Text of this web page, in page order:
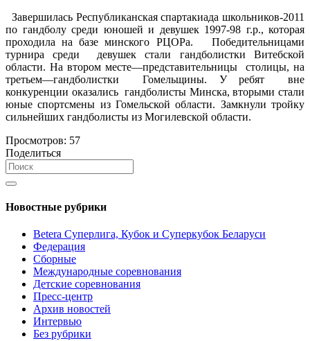
Завершилась Республиканская спартакиада школьников-2011
по гандболу среди юношей и девушек 1997-98 г.р., которая
проходила на базе минского РЦОРа. Победительницами
турнира среди девушек стали гандболистки Витебской
области. На втором месте—представительницы столицы, на
третьем—гандболистки Гомельщины. У ребят вне
конкуренции оказались гандболисты Минска, вторыми стали
юные спортсмены из Гомельской области. Замкнули тройку
сильнейших гандболисты из Могилевской области.
Просмотров: 57
Поделиться
Новостные рубрики
Betera Суперлига, Кубок и Суперкубок Беларуси
Федерация
Сборные
Международные соревнования
Детские соревнования
Пресс-центр
Архив новостей
Интервью
Без рубрики